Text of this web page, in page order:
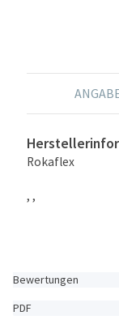
Rokaflex
, ,
Bewertungen
PDF